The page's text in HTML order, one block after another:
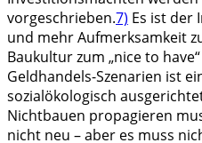
vorgeschrieben.7) Es ist der
und mehr Aufmerksamkeit
Baukultur zum „nice to
Geldhandels-Szenarien ist
sozialökologisch
Nichtbauen propagieren
nicht neu – aber es muss